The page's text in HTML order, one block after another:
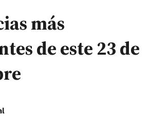
más
de este 23 de